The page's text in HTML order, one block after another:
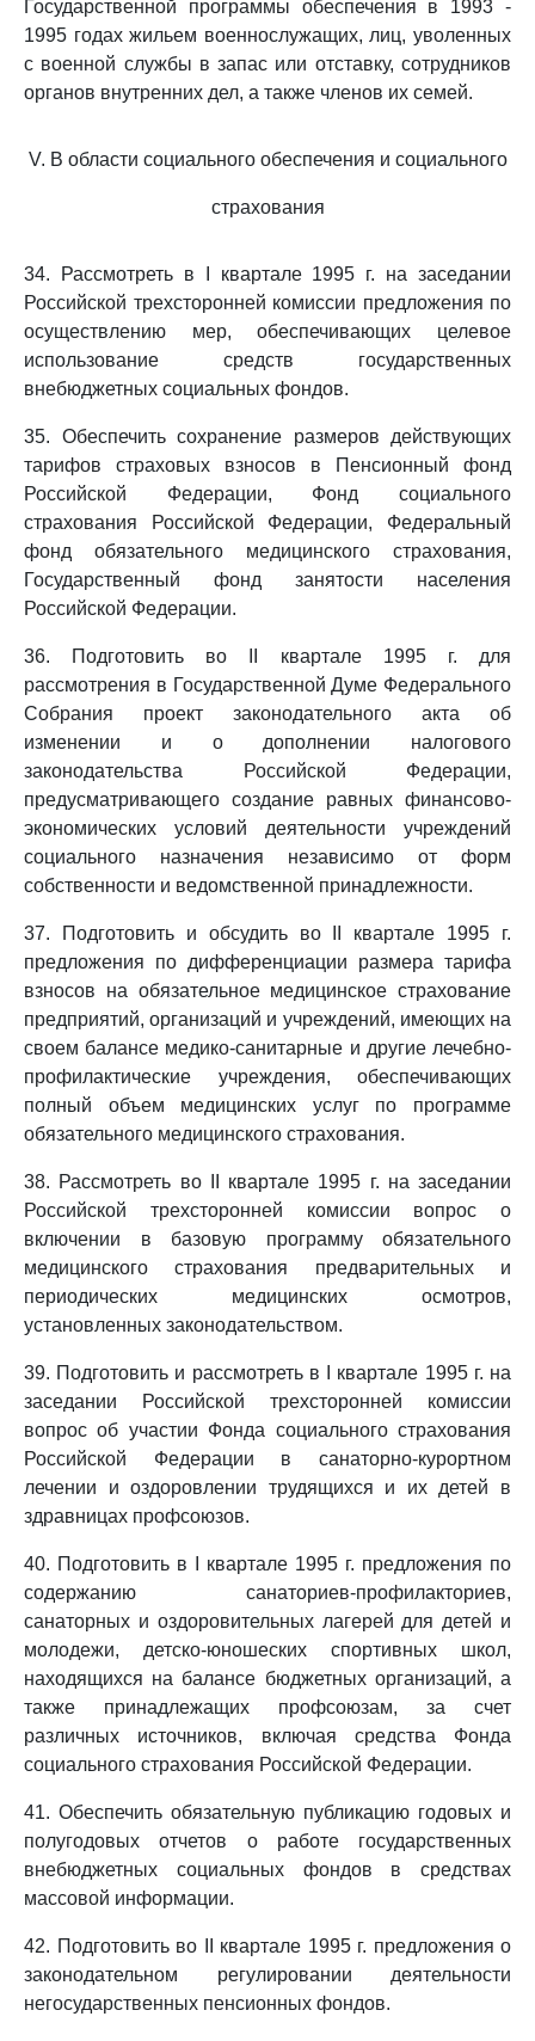
Государственной программы обеспечения в 1993 -
1995 годах жильем военнослужащих, лиц, уволенных
с военной службы в запас или отставку, сотрудников
органов внутренних дел, а также членов их семей.
V. В области социального обеспечения и социального
страхования
34. Рассмотреть в I квартале 1995 г. на заседании
Российской трехсторонней комиссии предложения по
осуществлению мер, обеспечивающих целевое
использование средств государственных
внебюджетных социальных фондов.
35. Обеспечить сохранение размеров действующих
тарифов страховых взносов в Пенсионный фонд
Российской Федерации, Фонд социального
страхования Российской Федерации, Федеральный
фонд обязательного медицинского страхования,
Государственный фонд занятости населения
Российской Федерации.
36. Подготовить во II квартале 1995 г. для
рассмотрения в Государственной Думе Федерального
Собрания проект законодательного акта об
изменении и о дополнении налогового
законодательства Российской Федерации,
предусматривающего создание равных финансово-
экономических условий деятельности учреждений
социального назначения независимо от форм
собственности и ведомственной принадлежности.
37. Подготовить и обсудить во II квартале 1995 г.
предложения по дифференциации размера тарифа
взносов на обязательное медицинское страхование
предприятий, организаций и учреждений, имеющих на
своем балансе медико-санитарные и другие лечебно-
профилактические учреждения, обеспечивающих
полный объем медицинских услуг по программе
обязательного медицинского страхования.
38. Рассмотреть во II квартале 1995 г. на заседании
Российской трехсторонней комиссии вопрос о
включении в базовую программу обязательного
медицинского страхования предварительных и
периодических медицинских осмотров,
установленных законодательством.
39. Подготовить и рассмотреть в I квартале 1995 г. на
заседании Российской трехсторонней комиссии
вопрос об участии Фонда социального страхования
Российской Федерации в санаторно-курортном
лечении и оздоровлении трудящихся и их детей в
здравницах профсоюзов.
40. Подготовить в I квартале 1995 г. предложения по
содержанию санаториев-профилакториев,
санаторных и оздоровительных лагерей для детей и
молодежи, детско-юношеских спортивных школ,
находящихся на балансе бюджетных организаций, а
также принадлежащих профсоюзам, за счет
различных источников, включая средства Фонда
социального страхования Российской Федерации.
41. Обеспечить обязательную публикацию годовых и
полугодовых отчетов о работе государственных
внебюджетных социальных фондов в средствах
массовой информации.
42. Подготовить во II квартале 1995 г. предложения о
законодательном регулировании деятельности
негосударственных пенсионных фондов.